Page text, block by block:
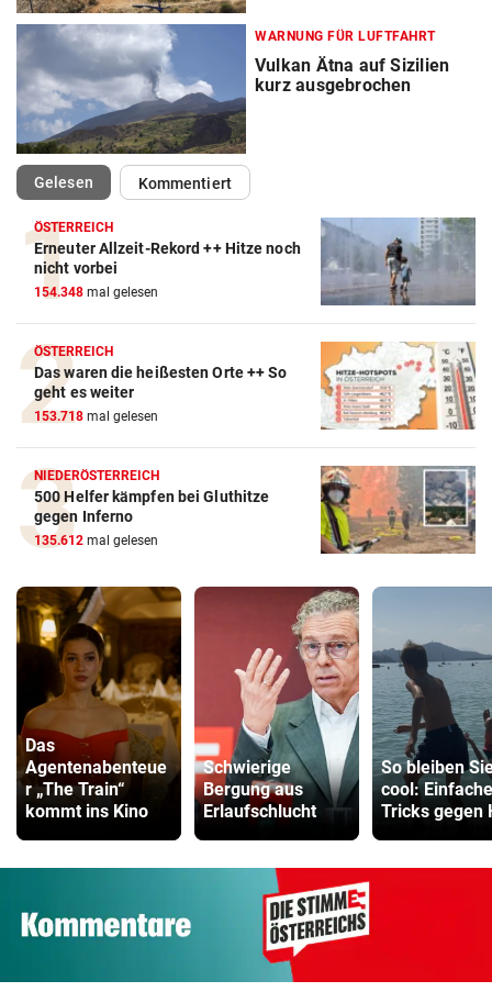
WARNUNG FÜR LUFTFAHRT
Vulkan Ätna auf Sizilien
kurz ausgebrochen
Gelesen(ausgewählt)Kommentiert
ÖSTERREICH
Erneuter Allzeit-Rekord ++ Hitze noch
nicht vorbei
154.348 mal gelesen
ÖSTERREICH
Das waren die heißesten Orte ++ So
geht es weiter
153.718 mal gelesen
NIEDERÖSTERREICH
500 Helfer kämpfen bei Gluthitze
gegen Inferno
135.612 mal gelesen
Das
Agentenabenteue
r „The Train“
kommt ins Kino
Schwierige
Bergung aus
Erlaufschlucht
So bleiben
cool: Einfache
Tricks gegen